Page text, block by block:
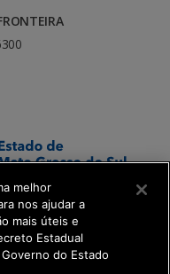
melhor
nos ajudar a
mais úteis e
Estadual
do Estado